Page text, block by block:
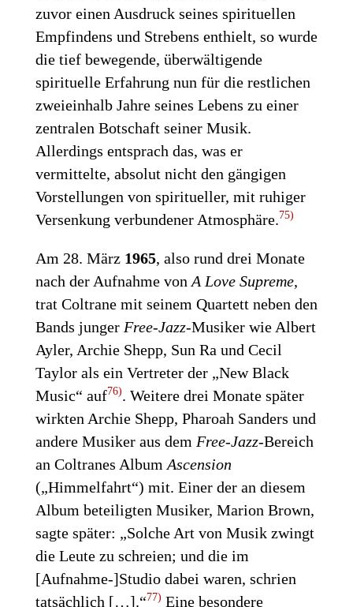
zuvor einen Ausdruck seines spirituellen
Empfindens und Strebens enthielt, so wurde
die tief bewegende, überwältigende
spirituelle Erfahrung nun für die restlichen
zweieinhalb Jahre seines Lebens zu einer
zentralen Botschaft seiner Musik.
Allerdings entsprach das, was er
vermittelte, absolut nicht den gängigen
Vorstellungen von spiritueller, mit ruhiger
Versenkung verbundener Atmosphäre.75)
Am 28. März 1965, also rund drei Monate
nach der Aufnahme von A Love Supreme,
trat Coltrane mit seinem Quartett neben den
Bands junger Free-Jazz-Musiker wie Albert
Ayler, Archie Shepp, Sun Ra und Cecil
Taylor als ein Vertreter der „New Black
Music“ auf76). Weitere drei Monate später
wirkten Archie Shepp, Pharoah Sanders und
andere Musiker aus dem Free-Jazz-Bereich
an Coltranes Album Ascension
(„Himmelfahrt“) mit. Einer der an diesem
Album beteiligten Musiker, Marion Brown,
sagte später: „Solche Art von Musik zwingt
die Leute zu schreien; und die im
[Aufnahme-]Studio dabei waren, schrien
tatsächlich […].“77) Eine besondere